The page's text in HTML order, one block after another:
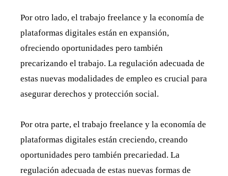
Por otro lado, el trabajo freelance y la economía de
plataformas digitales están en expansión,
ofreciendo oportunidades pero también
precarizando el trabajo. La regulación adecuada de
estas nuevas modalidades de empleo es crucial para
asegurar derechos y protección social.
Por otra parte, el trabajo freelance y la economía de
plataformas digitales están creciendo, creando
oportunidades pero también precariedad. La
regulación adecuada de estas nuevas formas de